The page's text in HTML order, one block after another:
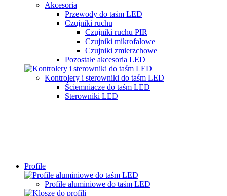
Akcesoria
Przewody do taśm LED
Czujniki ruchu
Czujniki ruchu PIR
Czujniki mikrofalowe
Czujniki zmierzchowe
Pozostałe akcesoria LED
Kontrolery i sterowniki do taśm LED
Ściemniacze do taśm LED
Sterowniki LED
Profile
Profile aluminiowe do taśm LED